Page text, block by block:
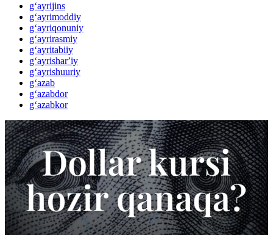
g‘ayrijins
g‘ayrimoddiy
g‘ayriqonuniy
g‘ayrirasmiy
g‘ayritabiiy
g‘ayrisharʼiy
g‘ayrishuuriy
g‘azab
g‘azabdor
g‘azabkor